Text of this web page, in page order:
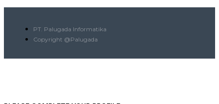
PT. Palugada Informatika
Copyright @Palugada